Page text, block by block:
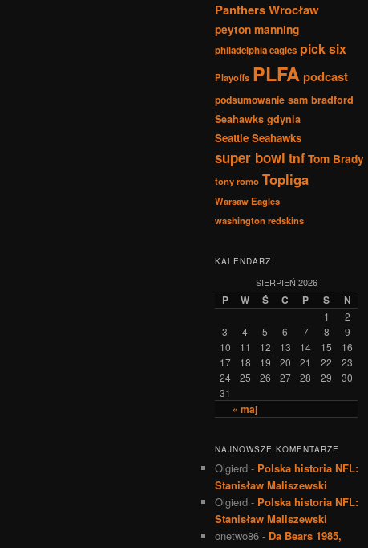
Panthers Wrocław
peyton manning
philadelphia eagles pick six
Playoffs PLFApodcast
podsumowanie sam bradford
Seahawks gdynia
Seattle Seahawks
super bowl tnf Tom Brady
tony romo Topliga
Warsaw Eagles
washington redskins
KALENDARZ
SIERPIEŃ 2026
P W Ś C P S N
« maj
1
2
3
4 5 6 7 8
9
10
11 12 13 14 15
16
17
18 19 20 21 22
23
24
25 26 27 28 29
30
31
NAJNOWSZE KOMENTARZE
Olgierd - Polska historia NFL:
Stanisław Maliszewski
Olgierd - Polska historia NFL:
Stanisław Maliszewski
onetwo86 - Da Bears 1985,